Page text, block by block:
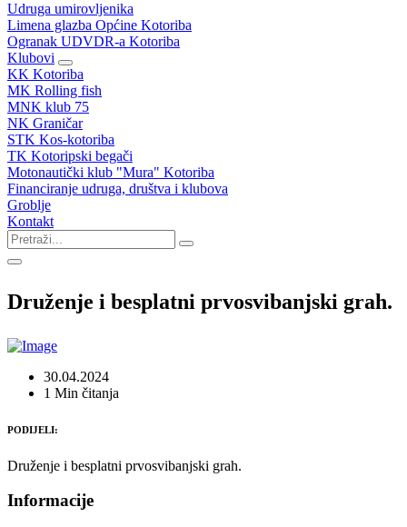
Udruga umirovljenika
Limena glazba Općine Kotoriba
Ogranak UDVDR-a Kotoriba
Klubovi
KK Kotoriba
MK Rolling fish
MNK klub 75
NK Graničar
STK Kos-kotoriba
TK Kotoripski begači
Motonautički klub "Mura" Kotoriba
Financiranje udruga, društva i klubova
Groblje
Kontakt
Druženje i besplatni prvosvibanjski grah.
30.04.2024
1 Min čitanja
PODIJELI:
Druženje i besplatni prvosvibanjski grah.
Informacije